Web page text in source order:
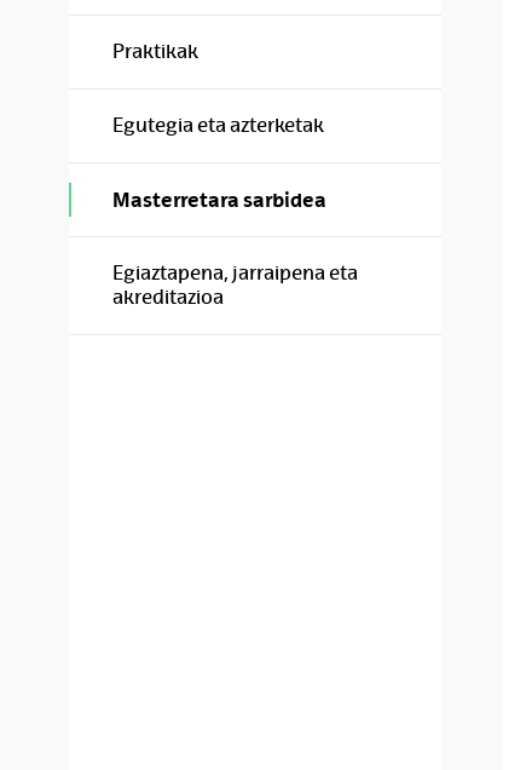
Praktikak
Egutegia eta azterketak
Masterretara sarbidea
Egiaztapena, jarraipena eta
akreditazioa